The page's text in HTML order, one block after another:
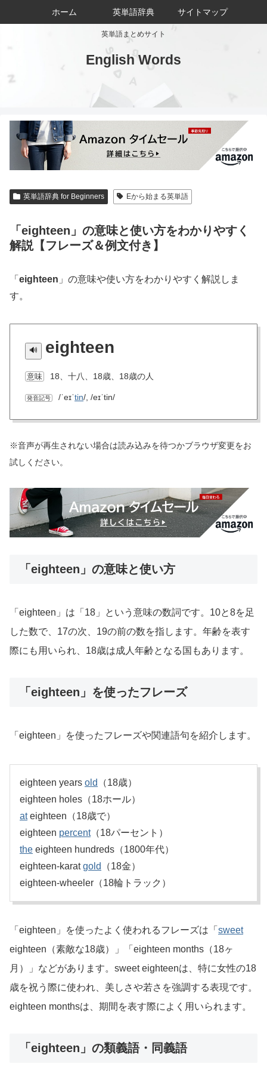
英単語まとめサイト
English Words
ホーム 英単語辞典 サイトマップ
英単語辞典 for Beginners Eから始まる英単語
「eighteen」の意味と使い方をわかりやすく
解説【フレーズ＆例文付き】
「 eighteen 」の意味や使い方をわかりやすく解説しま
す。
eighteen
意味 18、十八、18歳、18歳の人
発音記号 /ˈeɪˈtin/, /eɪˈtin/
※音声が再生されない場合は読み込みを待つかブラウザ変更をお
試しください。
「eighteen」の意味と使い方
「eighteen」は「18」という意味の数詞です。10と8を足
した数で、17の次、19の前の数を指します。年齢を表す
際にも用いられ、18歳は成人年齢となる国もあります。
「eighteen」を使ったフレーズ
「eighteen」を使ったフレーズや関連語句を紹介します。
eighteen years old
（18歳）
eighteen holes（18ホール）
ateighteen（18歳で）
eighteen percent（18パーセント）
the eighteen hundreds（1800年代）
eighteen-karatgold
（18金）
eighteen-wheeler（18輪トラック）
「eighteen」を使ったよく使われるフレーズは「 sweet
eighteen（素敵な18歳）」「eighteen months（18ヶ
月）」などがあります。sweet eighteenは、特に女性の18
歳を祝う際に使われ、美しさや若さを強調する表現です。
eighteen monthsは、期間を表す際によく用いられます。
「eighteen」の類義語・同義語